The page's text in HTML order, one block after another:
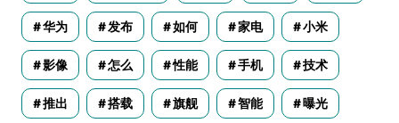
华为 发布 如何 家电 小米
影像 怎么 性能 手机 技术
推出 搭载 旗舰 智能 曝光